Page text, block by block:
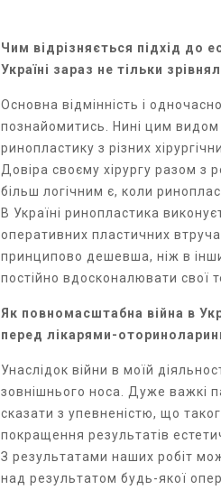
Чим відрізняється підхід до
Україні зараз не тільки
Основна відмінність і
познайомитись. Нині цим видом
ринопластику з різних
Довіра своєму хірургу разом з
більш логічним є, коли
В Україні ринопластика
оперативних пластичних
принципово дешевша, ніж в
постійно вдосконалювати свої
Як повномасштабна війна в
перед лікарями-
Унаслідок війни в моїй
зовнішнього носа. Дуже важкі
сказати з упевненістю, що
покращення результатів
З результатами наших робіт
над результатом будь-якої